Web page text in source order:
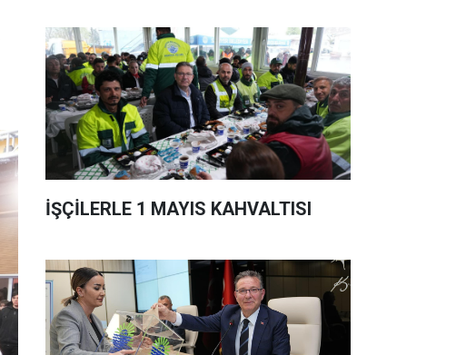
İŞÇİLERLE 1 MAYIS KAHVALTISI